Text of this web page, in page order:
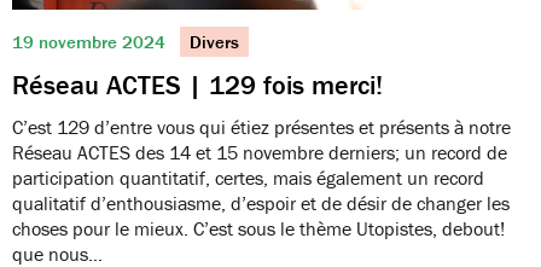
19 novembre 2024 Divers
Réseau ACTES | 129 fois merci!
C’est 129 d’entre vous qui étiez présentes et présents à notre
Réseau ACTES des 14 et 15 novembre derniers; un record de
participation quantitatif, certes, mais également un record
qualitatif d’enthousiasme, d’espoir et de désir de changer les
choses pour le mieux. C’est sous le thème Utopistes, debout!
que nous…